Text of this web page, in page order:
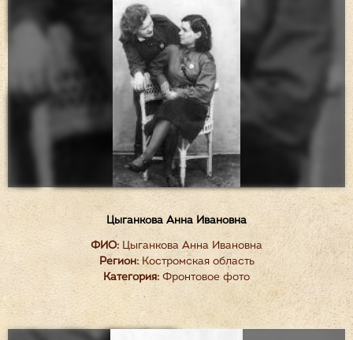
Цыганкова Анна Ивановна
ФИО: Цыганкова Анна Ивановна
Регион:Костромская область
Категория: Фронтовое фото